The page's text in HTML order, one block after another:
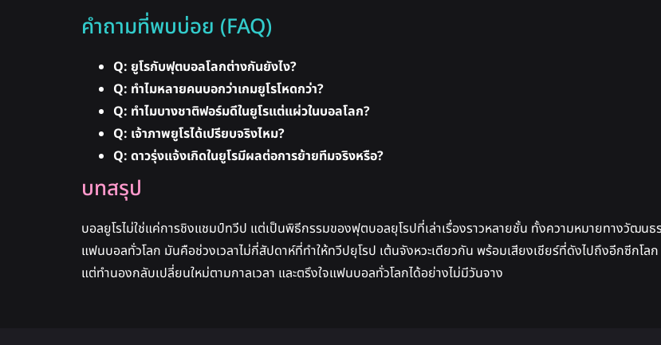
คำถามที่พบบ่อย (FAQ)
Q: ยูโรกับฟุตบอลโลกต่างกันยังไง?
Q: ทำไมหลายคนบอกว่าเกมยูโรโหดกว่า?
Q: ทำไมบางชาติฟอร์มดีในยูโรแต่แผ่วในบอลโลก?
Q: เจ้าภาพยูโรได้เปรียบจริงไหม?
Q: ดาวรุ่งแจ้งเกิดในยูโรมีผลต่อการย้ายทีมจริงหรือ?
บทสรุป
บอลยูโรไม่ใช่แค่การชิงแชมป์ทวีป แต่เป็นพิธีกรรมของฟุตบอลยุโรปที่เล่าเรื่องราวหลายชั้น ทั้งความหมายทางวัฒน
แฟนบอลทั่วโลก มันคือช่วงเวลาไม่กี่สัปดาห์ที่ทำให้ทวีปยุโรป เต้นจังหวะเดียวกัน พร้อมเสียงเชียร์ที่ดังไปถึงอีกซีกโ
แต่ทำนองกลับเปลี่ยนใหม่ตามกาลเวลา และตรึงใจแฟนบอลทั่วโลกได้อย่างไม่มีวันจาง